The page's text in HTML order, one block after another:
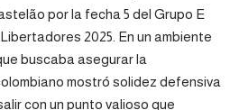
por la fecha 5 del Grupo E
2025. En un ambiente
buscaba asegurar la
mostró solidez defensiva
con un punto valioso que